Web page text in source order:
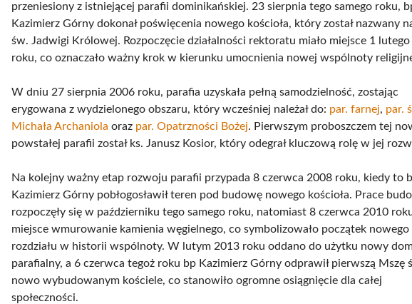
przeniesiony z istniejącej parafii dominikańskiej. 23 sierpnia tego samego roku,
Kazimierz Górny dokonał poświęcenia nowego kościoła, który został nazwany
św. Jadwigi Królowej. Rozpoczęcie działalności rektoratu miało miejsce 1
roku, co oznaczało ważny krok w kierunku umocnienia nowej wspólnoty
W dniu 27 sierpnia 2006 roku, parafia uzyskała pełną samodzielność, zostając
erygowana z wydzielonego obszaru, który wcześniej należał do: par. farnej, par.
Michała Archaniola oraz par. Opatrzności Bożej. Pierwszym proboszczem tej
powstałej parafii został ks. Janusz Kosior, który odegrał kluczową rolę w jej
Na kolejny ważny etap rozwoju parafii przypada 8 czerwca 2008 roku, kiedy to
Kazimierz Górny pobłogosławił teren pod budowę nowego kościoła. Prace
rozpoczęły się w październiku tego samego roku, natomiast 8 czerwca 2010
miejsce wmurowanie kamienia węgielnego, co symbolizowało początek nowego
rozdziału w historii wspólnoty. W lutym 2013 roku oddano do użytku nowy
parafialny, a 6 czerwca tegoż roku bp Kazimierz Górny odprawił pierwszą Mszę
nowo wybudowanym kościele, co stanowiło ogromne osiągnięcie dla całej
społeczności.